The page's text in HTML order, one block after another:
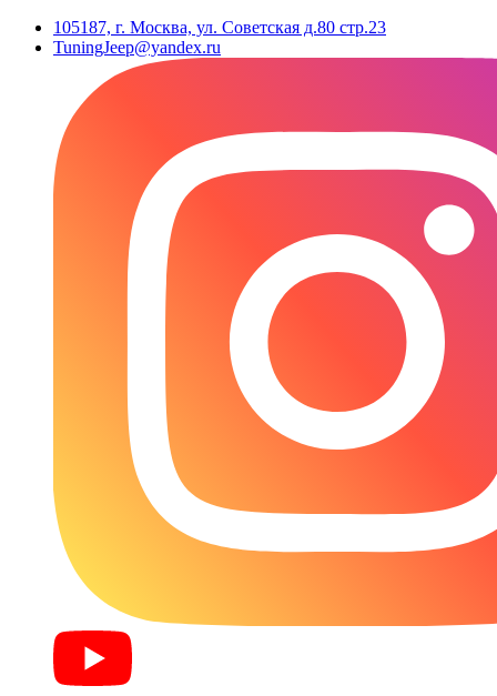
105187, г. Москва, ул. Советская д.80 стр.23
TuningJeep@yandex.ru